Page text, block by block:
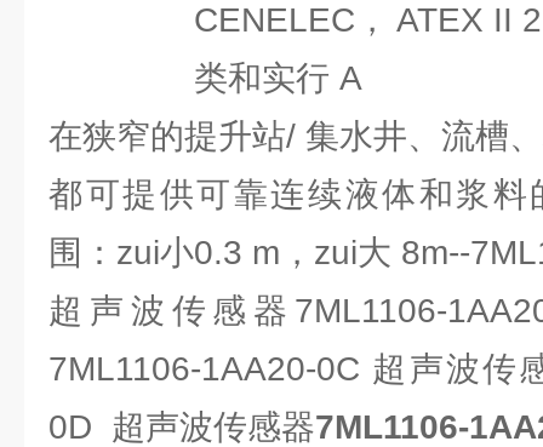
CENELEC， ATEX II 2G
类和实行 A
在狭窄的提升站/ 集水井、流槽
都可提供可靠连续液体和浆料
围：zui小0.3 m，zui大 8m--
超声波传感器7ML1106-
7ML1106-1AA20-0C 超声波传
0D 超声波传感器7ML1106-